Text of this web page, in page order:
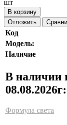
шт
В корзину
Отложить
Код
Модель:
Наличие
В наличии
08.08.2026г:
Формула света